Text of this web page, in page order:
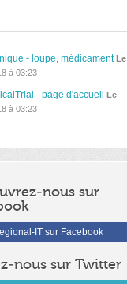
- loupe, médicament Le
à 03:23
- page d'accueil Le
à 03:23
nous sur
IT sur Facebook
nous sur Twitter